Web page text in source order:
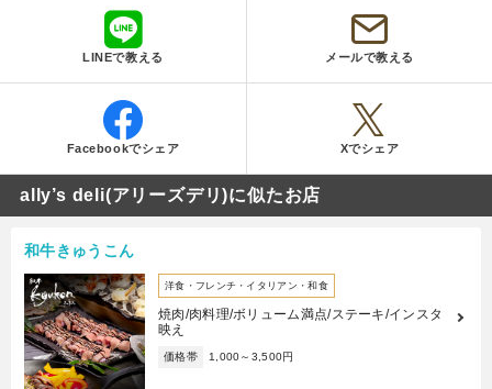
LINEで教える メールで教える
Facebookでシェア Xでシェア
ally’s deli(アリーズデリ)に似たお店
和牛きゅうこん
洋食・フレンチ・イタリアン・和食
焼肉/肉料理/ボリューム満点/ステーキ/インスタ
映え
価格帯 1,000～3,500円